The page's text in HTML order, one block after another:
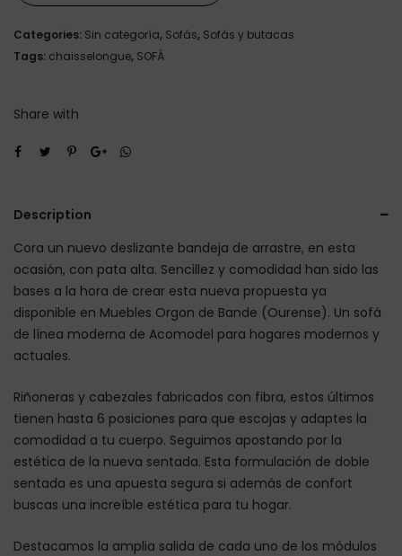
Categories: Sin categoría, Sofás, Sofás y butacas
Tags: chaisselongue, SOFÁ
Share with
Description
Cora un nuevo deslizante bandeja de arrastre, en esta
ocasión, con pata alta. Sencillez y comodidad han sido las
bases a la hora de crear esta nueva propuesta ya
disponible en Muebles Orgon de Bande (Ourense). Un sofá
de línea moderna de Acomodel para hogares modernos y
actuales.
Riñoneras y cabezales fabricados con fibra, estos últimos
tienen hasta 6 posiciones para que escojas y adaptes la
comodidad a tu cuerpo. Seguimos apostando por la
estética de la nueva sentada. Esta formulación de doble
sentada es una apuesta segura si además de confort
buscas una increíble estética para tu hogar.
Destacamos la amplia salida de cada uno de los módulos